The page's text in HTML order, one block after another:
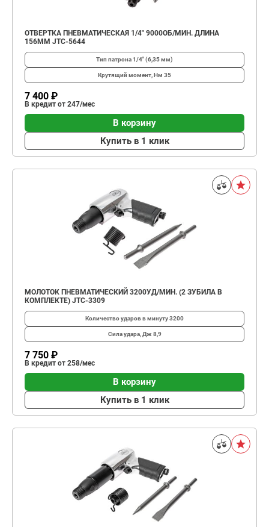
ОТВЕРТКА ПНЕВМАТИЧЕСКАЯ 1/4" 9000ОБ/МИН. ДЛИНА
156ММ JTC-5644
Тип патрона1/4" (6,35 мм)
Крутящий момент, Нм 35
7 400 ₽
В кредит от 247/мес
В корзину
Купить в 1 клик
МОЛОТОК ПНЕВМАТИЧЕСКИЙ 3200УД/МИН. (2 ЗУБИЛА В
КОМПЛЕКТЕ) JTC-3309
Количество ударов в минуту3200
Сила удара, Дж 8,9
7 750 ₽
В кредит от 258/мес
В корзину
Купить в 1 клик